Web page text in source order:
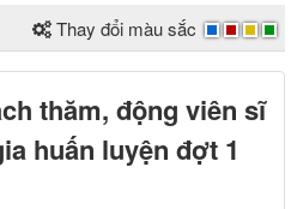
Thay đổi màu sắc
thăm, động viên sĩ
huấn luyện đợt 1